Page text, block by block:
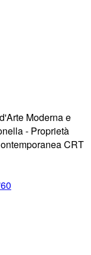
Moderna e
- Proprietà
CRT